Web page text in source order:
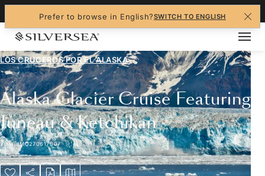
Prefer to browse in English?SWITCH TO ENGLISH
LOS CRUCEROS POR ELALASKA
Alaska Glacier Cruise Featuring
Juneau & Ketchikan
Viaje#MO270617007